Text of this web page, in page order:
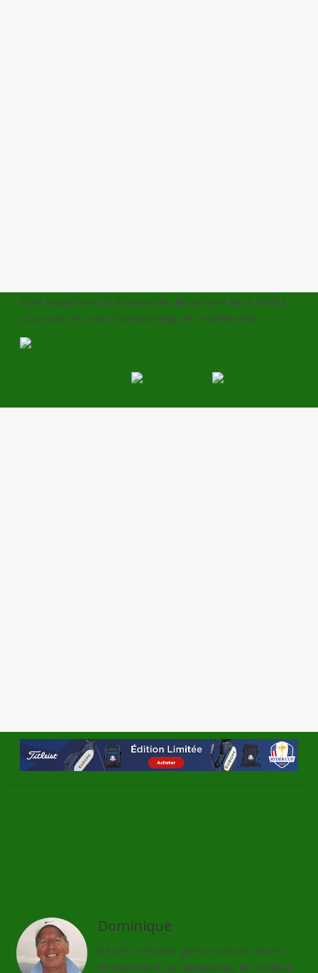
Pour rappel voici ci dessous le classement de la FedEx
Cup avant le Tour Championship de ce week end.
Dominique
64 ans, retraité, golfeur assidu, ancien
fonctionnaire, ex-tennisman, ex-cordeur